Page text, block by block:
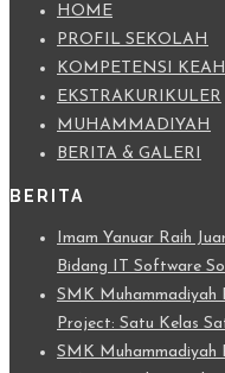
HOME
PROFIL SEKOLAH
KOMPETENSI
EKSTRAKURIKULER
MUHAMMADIYAH
BERITA & GALERI
BERITA
Imam Yanuar Raih
Bidang IT Software
SMK Muhammadiyah
Project: Satu Kelas
SMK Muhammadiyah